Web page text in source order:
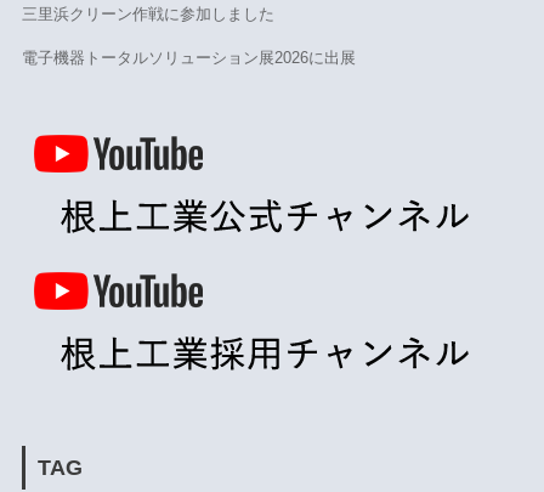
三里浜クリーン作戦に参加しました
電子機器トータルソリューション展2026に出展
TAG